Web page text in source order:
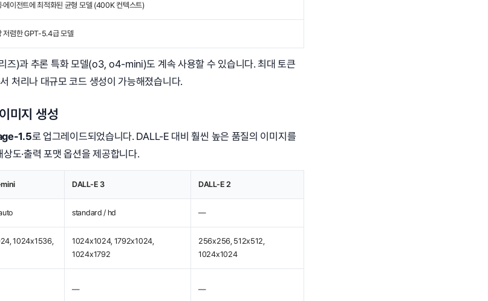
에이전트에 최적화된 균형 모델 (400K 컨텍스트)
저렴한 GPT-5.4급 모델
)과 추론 특화 모델(o3, o4-mini)도 계속 사용할 수 있습니다. 최대 토큰
처리나 대규모 코드 생성이 가능해졌습니다.
지 생성
1.5로 업그레이드되었습니다. DALL-E 대비 훨씬 높은 품질의 이미지를
도·출력 포맷 옵션을 제공합니다.
DALL-E 3 DALL-E 2
standard / hd —
1024x1536,
1024x1024, 1792x1024,
1024x1792
256x256, 512x512,
1024x1024
— —